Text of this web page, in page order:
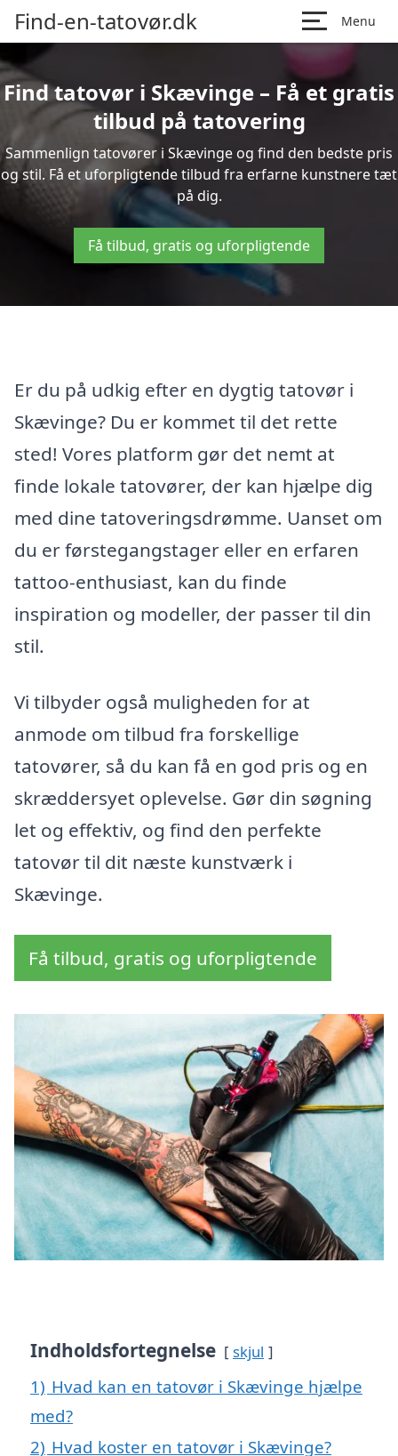
Find-en-tatovør.dk Menu
Find tatovør i Skævinge – Få et gratis
tilbud på tatovering
Sammenlign tatovører i Skævinge og find den bedste pris
og stil. Få et uforpligtende tilbud fra erfarne kunstnere tæt
på dig.
Få tilbud, gratis og uforpligtende
Er du på udkig efter en dygtig tatovør i
Skævinge? Du er kommet til det rette
sted! Vores platform gør det nemt at
finde lokale tatovører, der kan hjælpe dig
med dine tatoveringsdrømme. Uanset om
du er førstegangstager eller en erfaren
tattoo-enthusiast, kan du finde
inspiration og modeller, der passer til din
stil.
Vi tilbyder også muligheden for at
anmode om tilbud fra forskellige
tatovører, så du kan få en god pris og en
skræddersyet oplevelse. Gør din søgning
let og effektiv, og find den perfekte
tatovør til dit næste kunstværk i
Skævinge.
Få tilbud, gratis og uforpligtende
Indholdsfortegnelse skjul
1) Hvad kan en tatovør i Skævinge hjælpe
med?
2) Hvad koster en tatovør i Skævinge?